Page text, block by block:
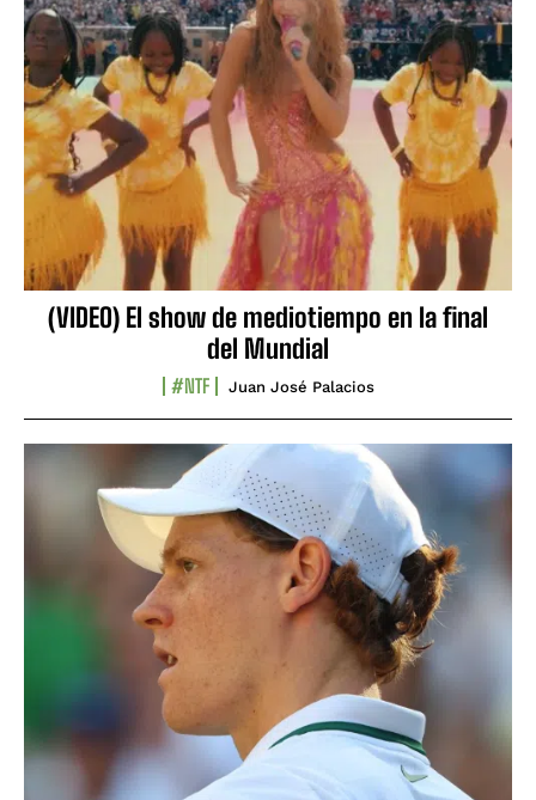
(VIDEO) El show de mediotiempo en la final
del Mundial
#NTF Juan José Palacios